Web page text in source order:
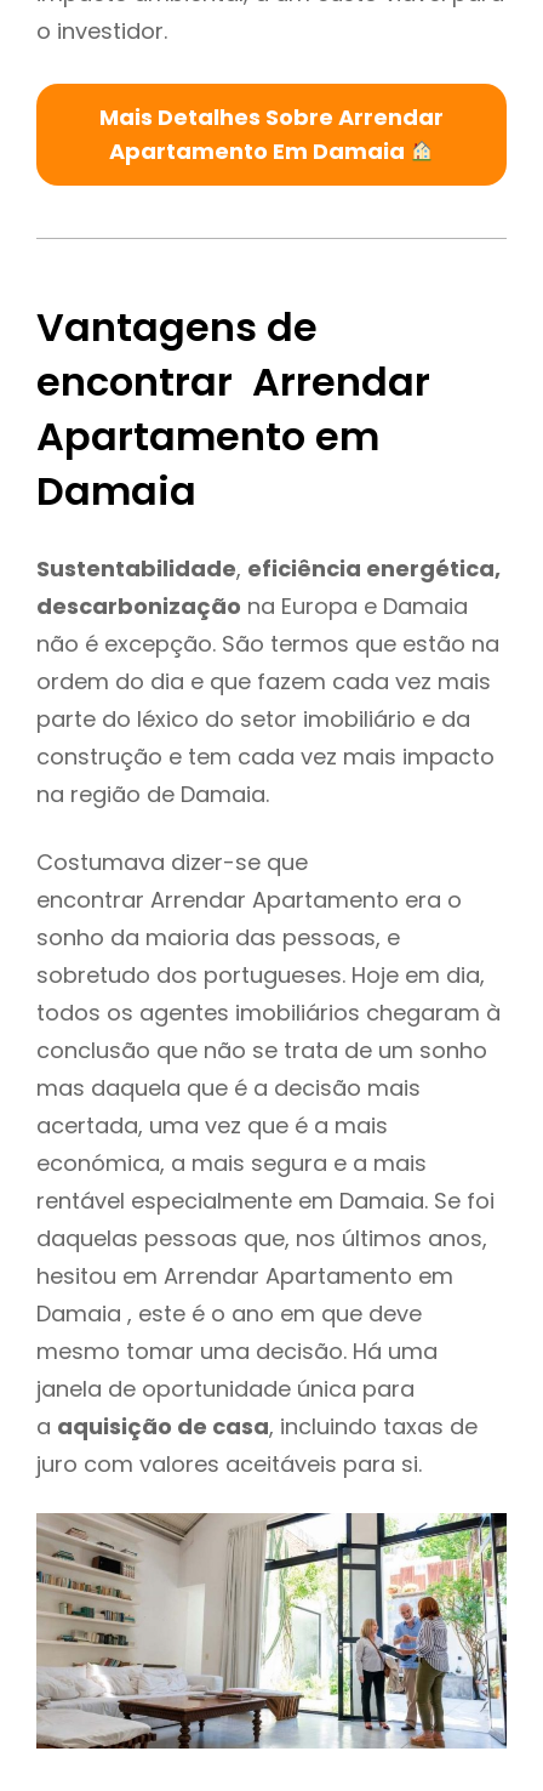
o investidor.
Mais Detalhes Sobre Arrendar
Apartamento Em Damaia
Vantagens de
encontrar Arrendar
Apartamento em
Damaia
Sustentabilidade, eficiência energética,
descarbonização na Europa e Damaia
não é excepção. São termos que estão na
ordem do dia e que fazem cada vez mais
parte do léxico do setor imobiliário e da
construção e tem cada vez mais impacto
na região de Damaia.
Costumava dizer-se que
encontrar Arrendar Apartamento era o
sonho da maioria das pessoas, e
sobretudo dos portugueses. Hoje em dia,
todos os agentes imobiliários chegaram à
conclusão que não se trata de um sonho
mas daquela que é a decisão mais
acertada, uma vez que é a mais
económica, a mais segura e a mais
rentável especialmente em Damaia. Se foi
daquelas pessoas que, nos últimos anos,
hesitou em Arrendar Apartamento em
Damaia , este é o ano em que deve
mesmo tomar uma decisão. Há uma
janela de oportunidade única para
a aquisição de casa, incluindo taxas de
juro com valores aceitáveis para si.